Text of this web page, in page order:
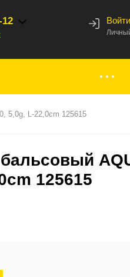
12 Войти
товары
5,0g, L-22,0cm 125615
125615